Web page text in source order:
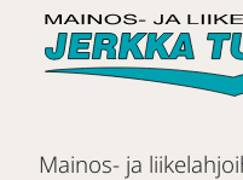
Mainos- ja